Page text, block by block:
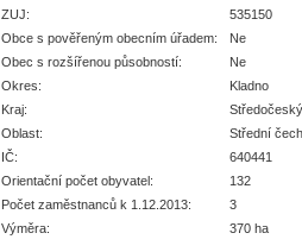
ZUJ:
535150
Obce s pověřeným obecním úřadem:
Ne
Obec s rozšířenou působností:
Ne
Okres:
Kladno
Kraj:
Středočeský
Oblast:
Střední
IČ:
640441
Orientační počet obyvatel:
132
Počet zaměstnanců k 1.12.2013:
3
Výměra:
370 ha